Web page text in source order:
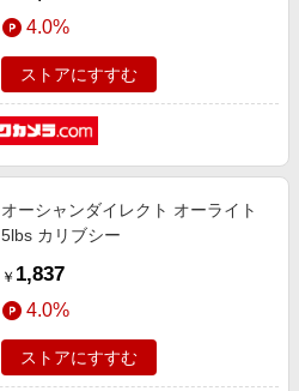
4.0%
ストアにすすむ
オーシャンダイレクト オーライト
5lbs カリブシー
￥ 1,837
4.0%
ストアにすすむ